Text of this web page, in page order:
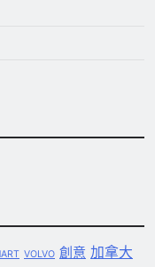
VOLVO 創意 加拿大